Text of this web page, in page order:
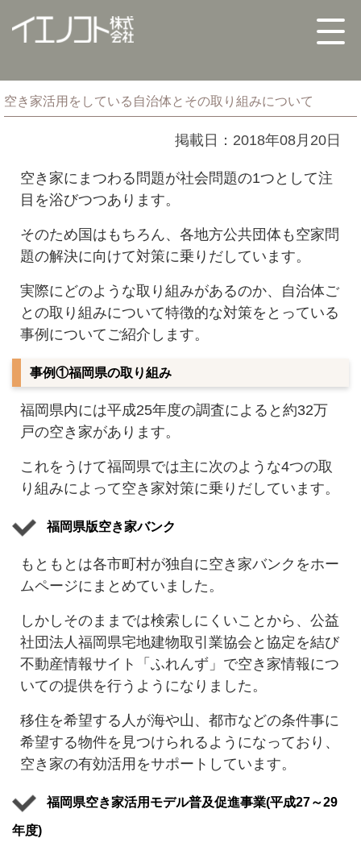
空き家活用をしている自治体とその取り組みについて
掲載日：2018年08月20日
空き家にまつわる問題が社会問題の1つとして注
目を浴びつつあります。
そのため国はもちろん、各地方公共団体も空家問
題の解決に向けて対策に乗りだしています。
実際にどのような取り組みがあるのか、自治体ご
との取り組みについて特徴的な対策をとっている
事例についてご紹介します。
事例①福岡県の取り組み
福岡県内には平成25年度の調査によると約32万
戸の空き家があります。
これをうけて福岡県では主に次のような4つの取
り組みによって空き家対策に乗りだしています。
福岡県版空き家バンク
もともとは各市町村が独自に空き家バンクをホー
ムページにまとめていました。
しかしそのままでは検索しにくいことから、公益
社団法人福岡県宅地建物取引業協会と協定を結び
不動産情報サイト「ふれんず」で空き家情報につ
いての提供を行うようになりました。
移住を希望する人が海や山、都市などの条件事に
希望する物件を見つけられるようになっており、
空き家の有効活用をサポートしています。
福岡県空き家活用モデル普及促進事業(平成27～29
年度)